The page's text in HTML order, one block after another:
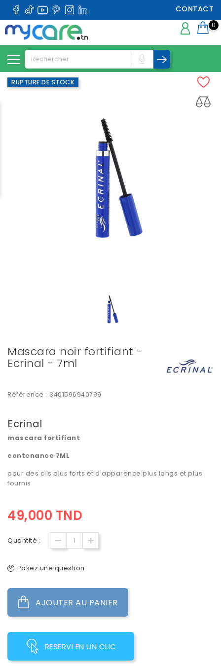
CONTACT
0
RUPTURE DE STOCK
Mascara noir fortifiant -
Ecrinal - 7ml
Référence : 3401596940799
Ecrinal
mascara fortifiant
contenance 7ML
pour des cils plus forts et d'apparence plus longs et plus
fournis
49,000 TND
Quantité :
Posez une question
AJOUTER AU PANIER
RESERVI EN UN CLIC